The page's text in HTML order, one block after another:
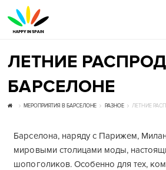
ЛЕТНИЕ
БАРСЕЛОНЕ
МЕРОПРИЯТИЯ В БАРСЕЛОНЕ РАЗНОЕ ЛЕТНИЕ
Барселона, наряду с Парижем,
мировыми столицами моды,
шопоголиков. Особенно для тех,